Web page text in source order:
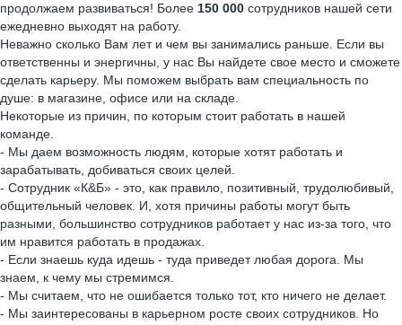
продолжаем развиваться! Более 150 000 сотрудников нашей сети
ежедневно выходят на работу.
Неважно сколько Вам лет и чем вы занимались раньше. Если вы
ответственны и энергичны, у нас Вы найдете свое место и сможете
сделать карьеру. Мы поможем выбрать вам специальность по
душе: в магазине, офисе или на складе.
Некоторые из причин, по которым стоит работать в нашей
команде.
- Мы даем возможность людям, которые хотят работать и
зарабатывать, добиваться своих целей.
- Сотрудник «К&Б» - это, как правило, позитивный, трудолюбивый,
общительный человек. И, хотя причины работы могут быть
разными, большинство сотрудников работает у нас из-за того, что
им нравится работать в продажах.
- Если знаешь куда идешь - туда приведет любая дорога. Мы
знаем, к чему мы стремимся.
- Мы считаем, что не ошибается только тот, кто ничего не делает.
- Мы заинтересованы в карьерном росте своих сотрудников. Но